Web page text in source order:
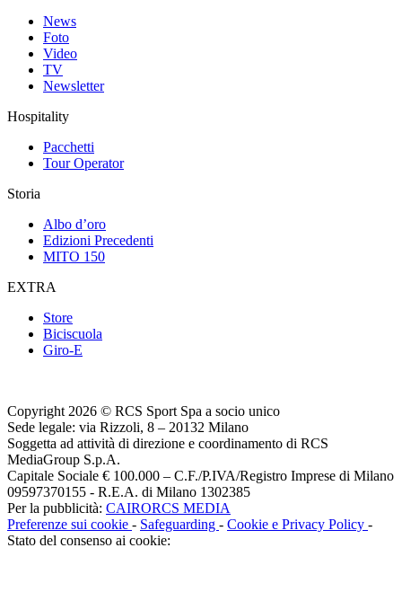
News
Foto
Video
TV
Newsletter
Hospitality
Pacchetti
Tour Operator
Storia
Albo d’oro
Edizioni Precedenti
MITO 150
EXTRA
Store
Biciscuola
Giro-E
Copyright 2026 © RCS Sport Spa a socio unico
Sede legale: via Rizzoli, 8 – 20132 Milano
Soggetta ad attività di direzione e coordinamento di RCS
MediaGroup S.p.A.
Capitale Sociale € 100.000 – C.F./P.IVA/Registro Imprese di Milano
09597370155 - R.E.A. di Milano 1302385
Per la pubblicità: CAIRORCS MEDIA
Preferenze sui cookie - Safeguarding - Cookie e Privacy Policy -
Stato del consenso ai cookie: